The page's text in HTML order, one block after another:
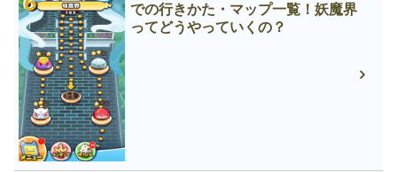
での行きかた・マップ一覧！妖魔界
ってどうやっていくの？